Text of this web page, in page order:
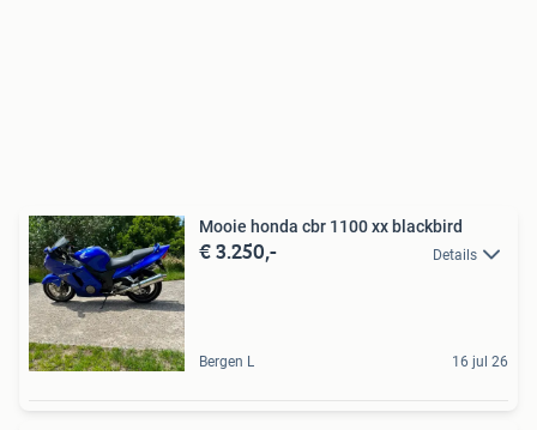
Mooie honda cbr 1100 xx blackbird
€ 3.250,- Details
Bergen L 16 jul 26